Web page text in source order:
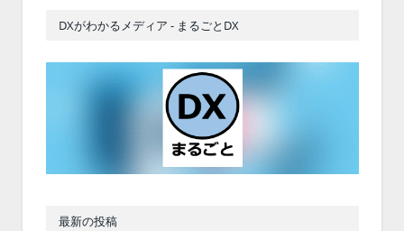
DXがわかるメディア - まるごとDX
最新の投稿